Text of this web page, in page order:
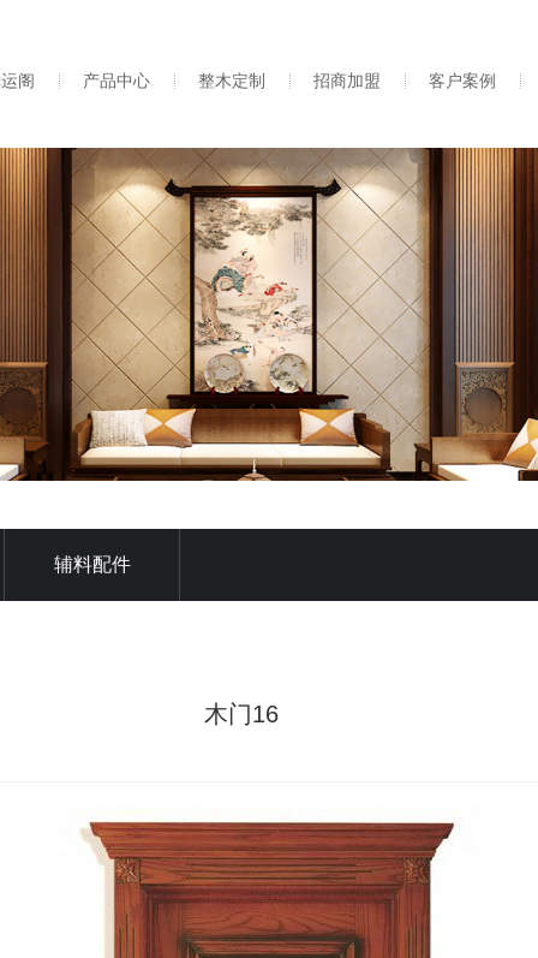
阁 产品中心 整木定制 招商加盟 客户案例
辅料配件
木门16